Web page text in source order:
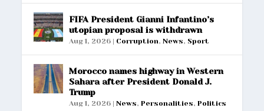
FIFA President Gianni Infantino’s
utopian proposal is withdrawn
Aug 1, 2026 | Corruption,News, Sport
Morocco names highway in Western
Sahara after President Donald J.
Trump
Aug 1, 2026 |News,Personalities,Politics